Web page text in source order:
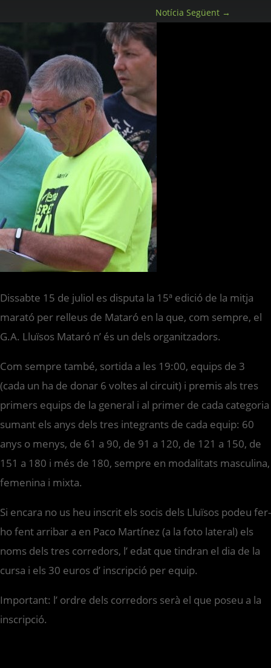
Notícia Següent→
Dissabte 15 de juliol es disputa la 15ª edició de la mitja
marató per relleus de Mataró en la que, com sempre, el
G.A. Lluïsos Mataró n’ és un dels organitzadors.
Com sempre també, sortida a les 19:00, equips de 3
(cada un ha de donar 6 voltes al circuit) i premis als tres
primers equips de la general i al primer de cada categoria
sumant els anys dels tres integrants de cada equip: 60
anys o menys, de 61 a 90, de 91 a 120, de 121 a 150, de
151 a 180 i més de 180, sempre en modalitats masculina,
femenina i mixta.
Si encara no us heu inscrit els socis dels Lluïsos podeu fer-
ho fent arribar a en Paco Martínez (a la foto lateral) els
noms dels tres corredors, l’ edat que tindran el dia de la
cursa i els 30 euros d’ inscripció per equip.
Important: l’ ordre dels corredors serà el que poseu a la
inscripció.